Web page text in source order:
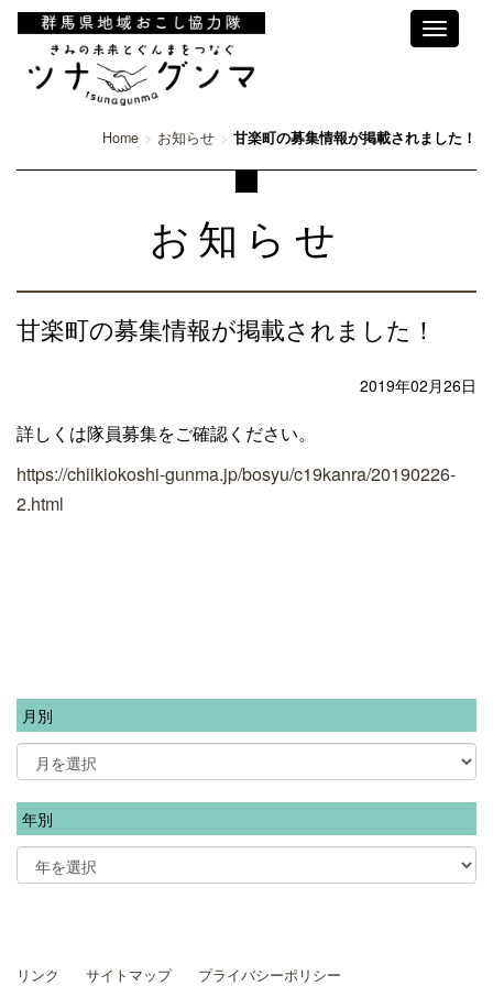
Toggle
Home お知らせ 甘楽町の募集情報が掲載されました！
お知らせ
甘楽町の募集情報が掲載されました！
2019年02月26日
詳しくは隊員募集をご確認ください。
https://chiikiokoshi-gunma.jp/bosyu/c19kanra/20190226-
2.html
月別
年別
リンク サイトマップ プライバシーポリシー